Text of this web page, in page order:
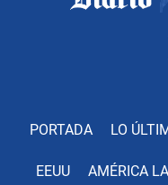
PORTADA LO
EEUU AMÉRICA